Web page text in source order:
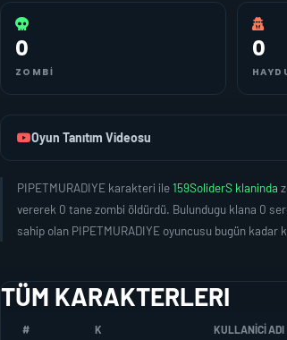
0
ZOMBI
0
Oyun Tanıtım Videosu
PIPETMURADIYE karakteri ile159SoliderS klaninda
vererek 0 tane zombi öldürdü. Bulundugu klana 0
sahip olan PIPETMURADIYE oyuncusu bugün kadar
TÜM KARAKTERLERI
# K KULLANICI ADI